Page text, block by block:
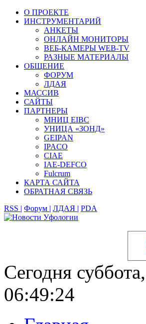
О ПРОЕКТЕ
ИНСТРУМЕНТАРИЙ
АНКЕТЫ
ОНЛАЙН МОНИТОРЫ
ВЕБ-КАМЕРЫ WEB-TV
РАЗНЫЕ МАТЕРИАЛЫ
ОБЩЕНИЕ
ФОРУМ
ЛДАЯ
МАССИВ
САЙТЫ
ПАРТНЕРЫ
МНИЦ EIBC
УНИЦА «ЗОНД»
GEIPAN
IPACO
CIAE
IAE-DEFCO
Fulcrum
КАРТА САЙТА
ОБРАТНАЯ СВЯЗЬ
RSS | Форум | ЛДАЯ | PDA
Сегодня
06:49:24